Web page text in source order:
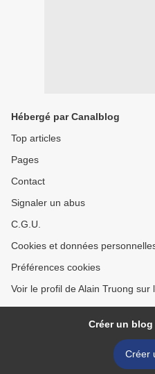
Hébergé par Canalblog
Top articles
Pages
Contact
Signaler un abus
C.G.U.
Cookies et données
Préférences cookies
Voir le profil de Alain Truong sur
Créer un
Créer